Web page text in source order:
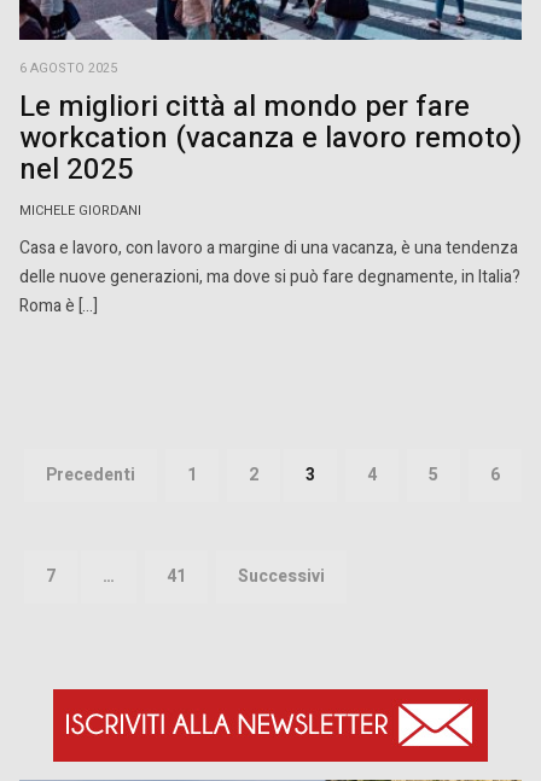
6 AGOSTO 2025
Le migliori città al mondo per fare
workcation (vacanza e lavoro remoto)
nel 2025
MICHELE GIORDANI
Casa e lavoro, con lavoro a margine di una vacanza, è una tendenza
delle nuove generazioni, ma dove si può fare degnamente, in Italia?
Roma è […]
degli
articoli
Precedenti 1 2 3 4 5 6
7 … 41 Successivi